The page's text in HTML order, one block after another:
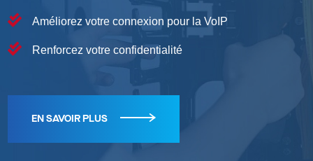
Améliorez votre connexion pour la VoIP
Renforcez votre confidentialité
EN SAVOIR PLUS